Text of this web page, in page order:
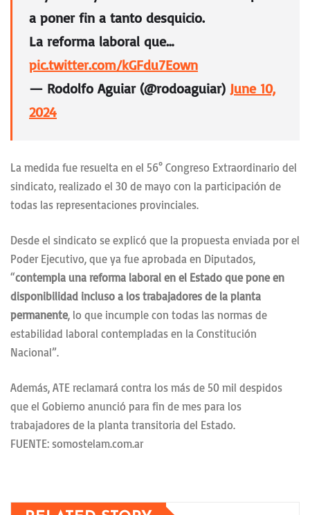
a poner fin a tanto desquicio.
La reforma laboral que…
pic.twitter.com/kGFdu7Eown
— Rodolfo Aguiar (@rodoaguiar) June 10,
2024
La medida fue resuelta en el 56° Congreso Extraordinario del
sindicato, realizado el 30 de mayo con la participación de
todas las representaciones provinciales.
Desde el sindicato se explicó que la propuesta enviada por el
Poder Ejecutivo, que ya fue aprobada en Diputados,
“contempla una reforma laboral en el Estado que pone en
disponibilidad incluso a los trabajadores de la planta
permanente, lo que incumple con todas las normas de
estabilidad laboral contempladas en la Constitución
Nacional”.
Además, ATE reclamará contra los más de 50 mil despidos
que el Gobierno anunció para fin de mes para los
trabajadores de la planta transitoria del Estado.
FUENTE: somostelam.com.ar